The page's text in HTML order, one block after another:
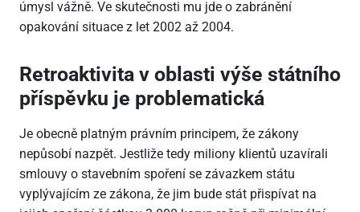
úmysl vážně. Ve skutečnosti mu jde o zabránění
opakování situace z let 2002 až 2004.
Retroaktivita v oblasti výše státního
příspěvku je problematická
Je obecně platným právním principem, že zákony
nepůsobí nazpět. Jestliže tedy miliony klientů uzavírali
smlouvy o stavebním spoření se závazkem státu
vyplývajícím ze zákona, že jim bude stát přispívat na